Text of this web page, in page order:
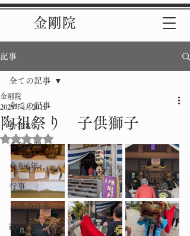
金剛院
記事
全ての記事
令和8年
令和７年
令和6年
行事
お寺の日常
ikkoのつぶやき
全ての記事
陶祖祭り 子供獅子
金剛院
2025年4月20日
5つ星のうちNaNと評価されています。